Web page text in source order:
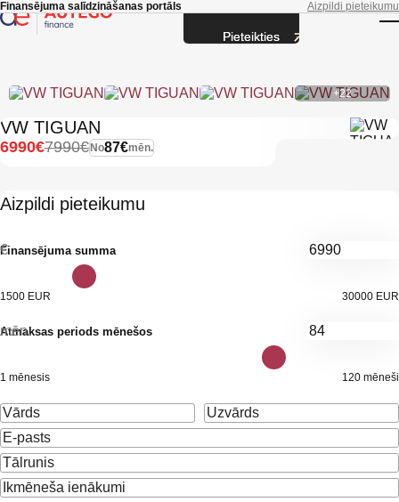
Skip to main content
Finansējuma salīdzināšanas portāls Aizpildi pieteikumu
+22
VW TIGUAN
No87€mēn.
7990€
6990€
Aizpildi pieteikumu
Finansējuma summa
€
1500 EUR 30000 EUR
Atmaksas periods mēnešos
mēn.
1 mēnesis 120 mēneši